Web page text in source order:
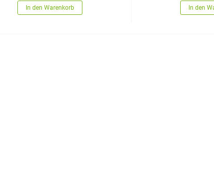
In den Warenkorb In den